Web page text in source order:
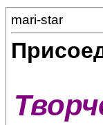
mari-star